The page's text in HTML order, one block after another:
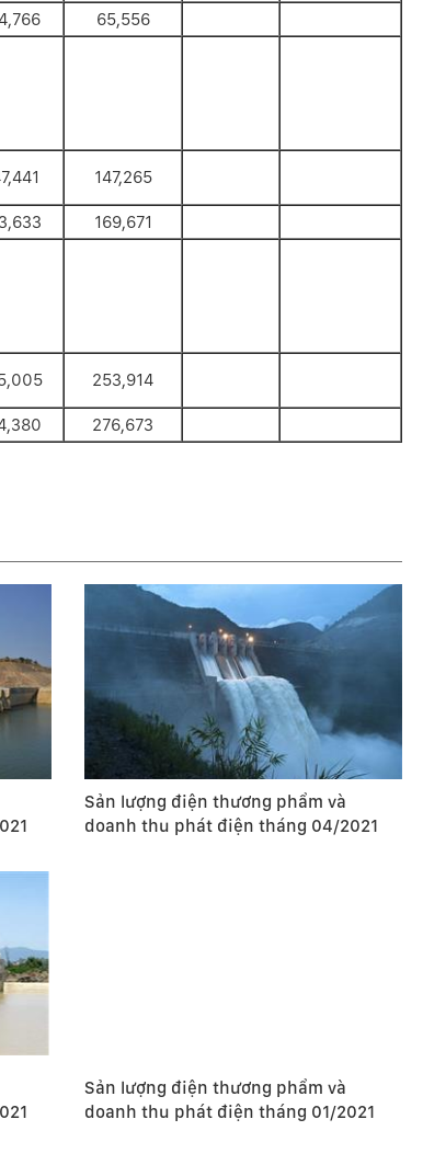
65,556
147,265
169,671
253,914
276,673
Sản lượng điện thương phẩm và
doanh thu phát điện tháng 04/2021
Sản lượng điện thương phẩm và
doanh thu phát điện tháng 01/2021